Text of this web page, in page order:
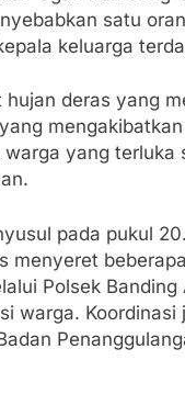
satu
keluarga
deras yang
yang
pada pukul
menyeret
Polsek
warga.